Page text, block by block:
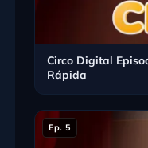
Circo Digital
Rápida
Ep. 5